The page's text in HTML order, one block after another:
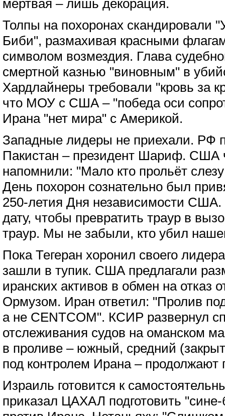
мёртвая – лишь декорация.
Толпы на похоронах скандировали
Биби", размахивая красными
символом возмездия. Глава
смертной казнью "виновным" в
Хардлайнеры требовали "кровь за
что МОУ с США – "победа оси
Ирана "нет мира" с Америкой.
Западные лидеры не приехали. РФ
Пакистан – президент Шариф. США
напомнили: "Мало кто прольёт
День похорон сознательно был
250-летия Дня независимости США.
дату, чтобы превратить траур в
траур. Мы не забыли, кто убил
Пока Тегеран хоронил своего
зашли в тупик. США предлагали
иранских активов в обмен на отказ
Ормузом. Иран ответил: "Пролив
а не CENTCOM". КСИР развернул
отслеживания судов на оманском
в проливе – южный, средний
под контролем Ирана – продолжают
Израиль готовится к
приказал ЦАХАЛ подготовить